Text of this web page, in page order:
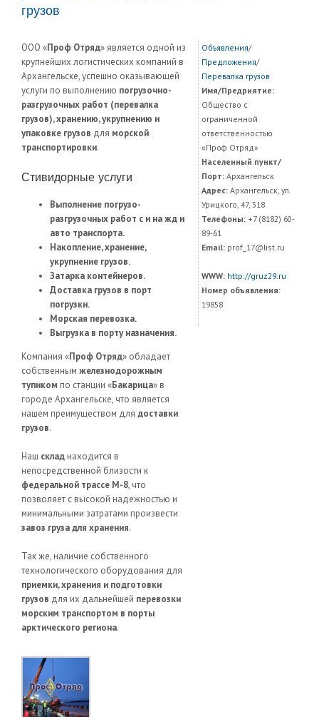
грузов
ООО «Проф Отряд» является одной из
крупнейших логистических компаний в
Архангельске, успешно оказывающей
услуги по выполнению погрузочно-
разгрузочных работ (перевалка
грузов), хранению, укрупнению и
упаковке грузов для морской
транспортировки.
Стивидорные услуги
Выполнение погрузо-
разгрузочных работ с и на жд и
авто транспорта.
Накопление, хранение,
укрупнение грузов.
Затарка контейнеров.
Доставка грузов в порт
погрузки.
Морская перевозка.
Выгрузка в порту назначения.
Компания «Проф Отряд» обладает
собственным железнодорожным
тупиком по станции «Бакарица» в
городе Архангельске, что является
нашем преимуществом для доставки
грузов.
Наш склад находится в
непосредственной близости к
федеральной трассе М-8, что
позволяет с высокой надежностью и
минимальными затратами произвести
завоз груза для хранения.
Так же, наличие собственного
технологического оборудования для
приемки, хранения и подготовки
грузов для их дальнейшей перевозки
морским транспортом в порты
арктического региона.
Объявления/
Предложения/
Перевалка грузов
Имя/Предриятие:
Общество с
ограниченной
ответственностью
«Проф Отряд»
Населенный пункт/
Порт:Архангельск
Адрес:Архангельск, ул.
Урицкого, 47, 318
Телефоны:+7 (8182) 60-
89-61
Email:prof_17@list.ru
WWW: http://gruz29.ru
Номер объявления:
19858